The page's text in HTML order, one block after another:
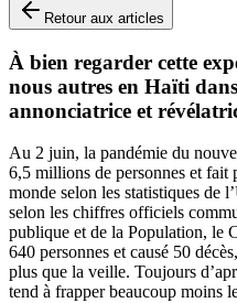
Retour aux articles
À bien regarder cette
nous autres en Haïti
annonciatrice et
Au 2 juin, la pandémie du
6,5 millions de personnes et fait
monde selon les statistiques de
selon les chiffres officiels
publique et de la Population, le
640 personnes et causé 50
plus que la veille. Toujours
tend à frapper beaucoup moins